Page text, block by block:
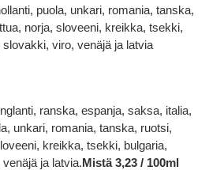
puola, unkari, romania, tanska,
norja, sloveeni, kreikka, tsekki,
slovakki, viro, venäjä ja latvia
ranska, espanja, saksa, italia,
unkari, romania, tanska, ruotsi,
kreikka, tsekki, bulgaria,
ja latvia.Mistä 3,23 / 100ml